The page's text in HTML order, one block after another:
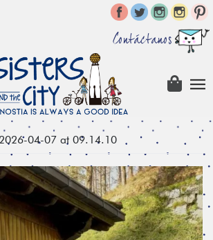
Contáctanos
04-07 at 09.14.10